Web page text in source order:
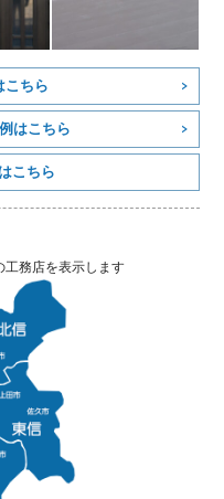
こちら
はこちら
こちら
工務店を表示します